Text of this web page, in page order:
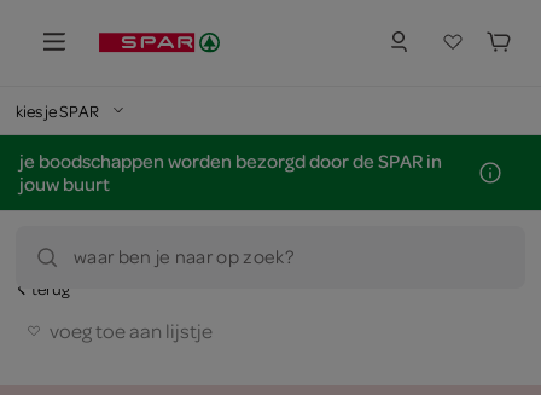
kies je SPAR
je boodschappen worden bezorgd door de SPAR in
jouw buurt
waar ben je naar op zoek?
terug
voeg toe aan lijstje